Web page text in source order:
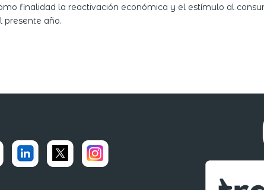
finalidad la reactivación económica y el estímulo al
presente año.